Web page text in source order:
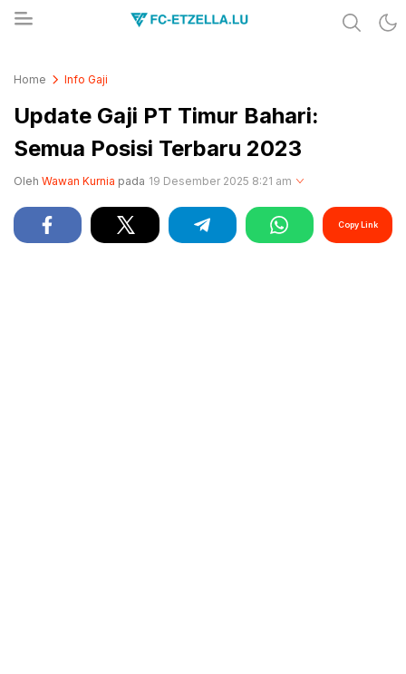
Home Info Gaji
Update Gaji PT Timur Bahari:
Semua Posisi Terbaru 2023
Oleh Wawan Kurnia pada 19 Desember 2025 8:21 am
Copy Link